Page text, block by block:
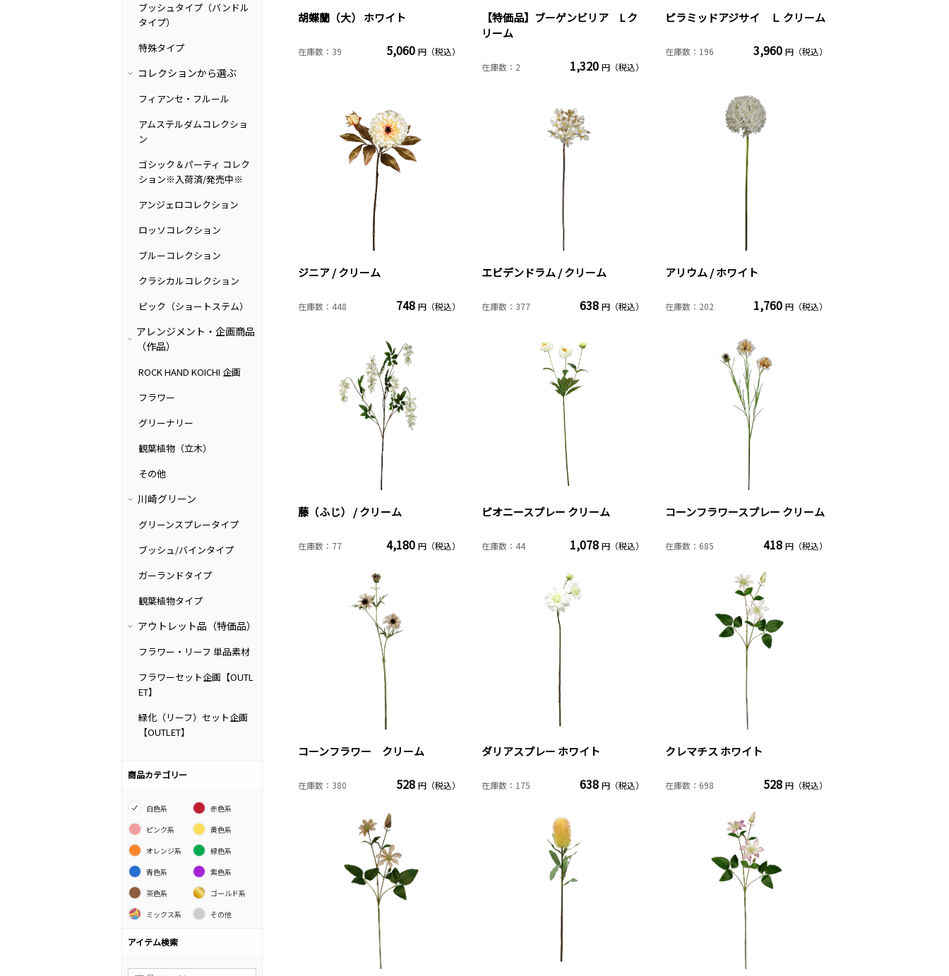
ブッシュタイプ（バンドル
タイプ）
特殊タイプ
コレクションから選ぶ
フィアンセ・フルール
アムステルダムコレクショ
ン
ゴシック＆パーティ コレク
ション※入荷済/発売中※
アンジェロコレクション
ロッソコレクション
ブルーコレクション
クラシカルコレクション
ピック（ショートステム）
アレンジメント・企画商品
（作品）
ROCK HAND KOICHI 企画
フラワー
グリーナリー
観葉植物（立木）
その他
川崎グリーン
グリーンスプレータイプ
ブッシュ/バインタイプ
ガーランドタイプ
観葉植物タイプ
アウトレット品（特価品）
フラワー・リーフ 単品素材
フラワーセット企画【OUTL
ET】
緑化（リーフ）セット企画
【OUTLET】
商品カテゴリー
L 白色系
赤色系
ピンク系
黄色系
オレンジ系
緑色系
青色系
紫色系
茶色系
ゴールド系
ミックス系
その他
アイテム検索
胡蝶蘭（大） ホワイト
在庫数：39 5,060 円（税込）
【特価品】ブーゲンビリア L ク
リーム
在庫数：2 1,320 円（税込）
ピラミッドアジサイ Ｌ クリーム
在庫数：196 3,960 円（税込）
ジニア / クリーム
在庫数：448 748 円（税込）
エビデンドラム / クリーム
在庫数：377 638 円（税込）
アリウム / ホワイト
在庫数：202 1,760 円（税込）
藤（ふじ） / クリーム
在庫数：77 4,180 円（税込）
ピオニースプレー クリーム
在庫数：44 1,078 円（税込）
コーンフラワースプレー クリーム
在庫数：685 418 円（税込）
コーンフラワー クリーム
在庫数：380 528 円（税込）
ダリアスプレー ホワイト
在庫数：175 638 円（税込）
クレマチス ホワイト
在庫数：698 528 円（税込）